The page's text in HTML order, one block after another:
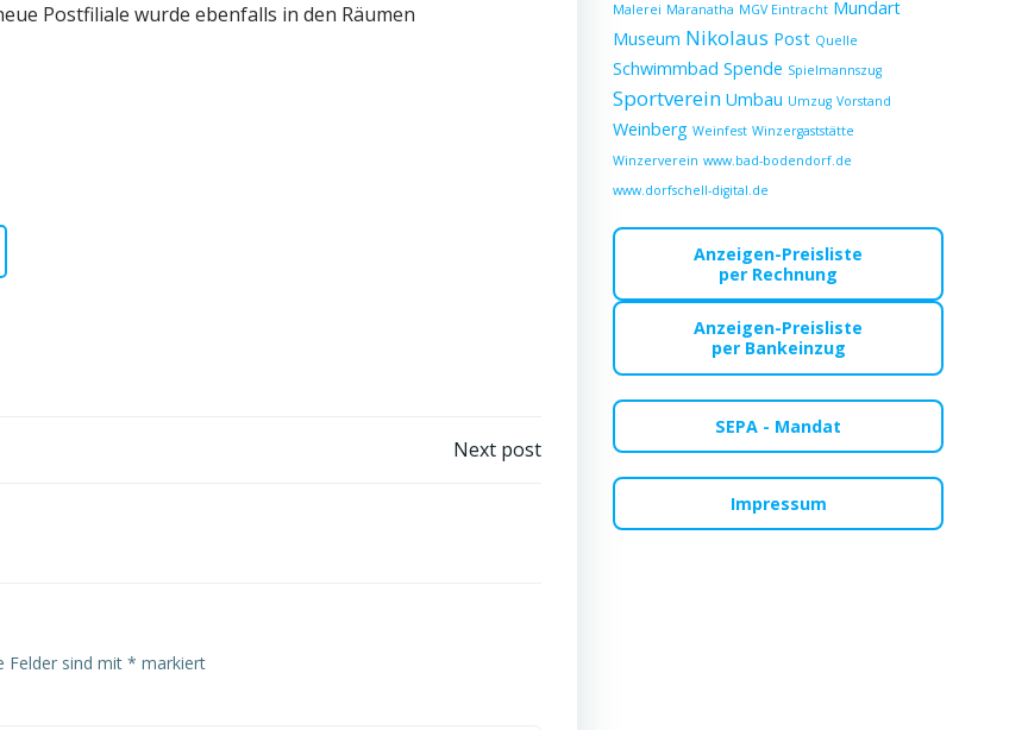
Postfiliale wurde ebenfalls in den Räumen
Next post
Felder sind mit * markiert
Malerei Maranatha MGV Eintracht Mundart
Museum Nikolaus Post Quelle
Schwimmbad Spende Spielmannszug
Sportverein Umbau Umzug Vorstand
Weinberg Weinfest Winzergaststätte
Winzerverein www.bad-bodendorf.de
www.dorfschell-digital.de
Anzeigen-Preisliste
per Rechnung
Anzeigen-Preisliste
per Bankeinzug
SEPA - Mandat
Impressum